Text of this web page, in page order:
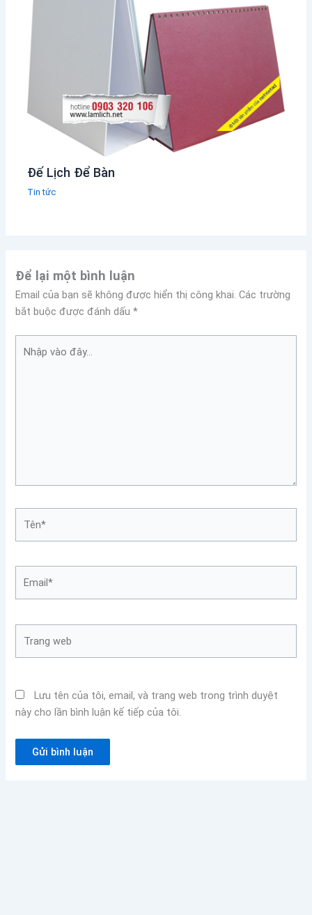
Đế Lịch Để Bàn
Tin tức
Để lại một bình luận
Email của bạn sẽ không được hiển thị công khai. Các trường
bắt buộc được đánh dấu*
vào
web
Lưu tên của tôi, email, và trang web trong trình duyệt
này cho lần bình luận kế tiếp của tôi.